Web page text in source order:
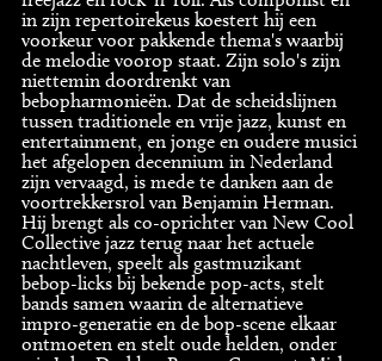
in zijn repertoirekeus koestert hij een
voorkeur voor pakkende thema's waarbij
de melodie voorop staat. Zijn solo's zijn
niettemin doordrenkt van
bebopharmonieën. Dat de scheidslijnen
tussen traditionele en vrije jazz, kunst en
entertainment, en jonge en oudere musici
het afgelopen decennium in Nederland
zijn vervaagd, is mede te danken aan de
voortrekkersrol van Benjamin Herman.
Hij brengt als co-oprichter van New Cool
Collective jazz terug naar het actuele
nachtleven, speelt als gastmuzikant
bebop-licks bij bekende pop-acts, stelt
bands samen waarin de alternatieve
impro-generatie en de bop-scene elkaar
ontmoeten en stelt oude helden, onder